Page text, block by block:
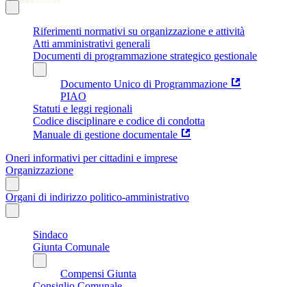
Riferimenti normativi su organizzazione e attività
Atti amministrativi generali
Documenti di programmazione strategico gestionale
Documento Unico di Programmazione
PIAO
Statuti e leggi regionali
Codice disciplinare e codice di condotta
Manuale di gestione documentale
Oneri informativi per cittadini e imprese
Organizzazione
Organi di indirizzo politico-amministrativo
Sindaco
Giunta Comunale
Compensi Giunta